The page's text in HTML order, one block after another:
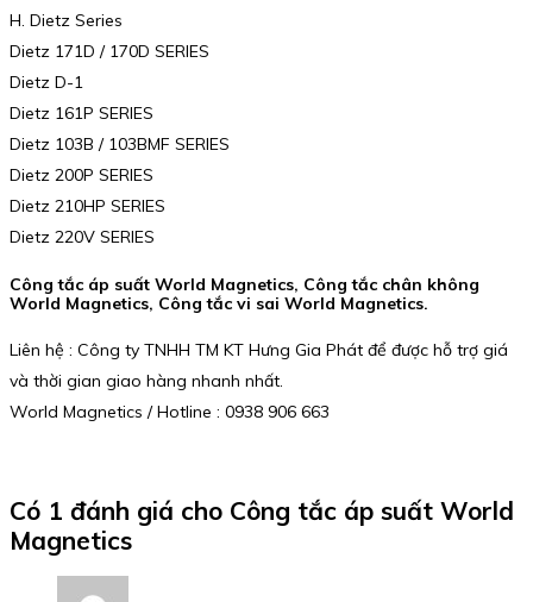
H. Dietz Series
Dietz 171D / 170D SERIES
Dietz D-1
Dietz 161P SERIES
Dietz 103B / 103BMF SERIES
Dietz 200P SERIES
Dietz 210HP SERIES
Dietz 220V SERIES
Công tắc áp suất World Magnetics, Công tắc chân không
World Magnetics, Công tắc vi sai World Magnetics.
Liên hệ : Công ty TNHH TM KT Hưng Gia Phát để được hỗ trợ giá
và thời gian giao hàng nhanh nhất.
World Magnetics / Hotline : 0938 906 663
Có 1 đánh giá cho Công tắc áp suất World
Magnetics